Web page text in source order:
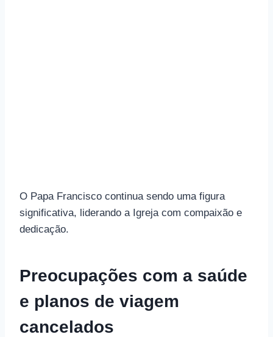
O Papa Francisco continua sendo uma figura
significativa, liderando a Igreja com compaixão e
dedicação.
Preocupações com a saúde
e planos de viagem
cancelados